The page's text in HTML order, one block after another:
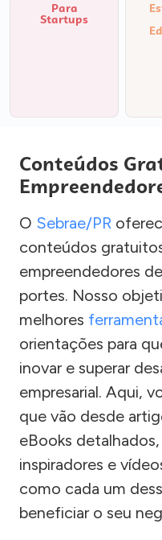
Para
Startups
Conteúdos
O Sebrae/PR
conteúdos
empreendedores
portes. Nosso
melhores
orientações para
inovar e superar
empresarial. Aqui,
que vão desde
eBooks
inspiradores e
como cada um
beneficiar o seu